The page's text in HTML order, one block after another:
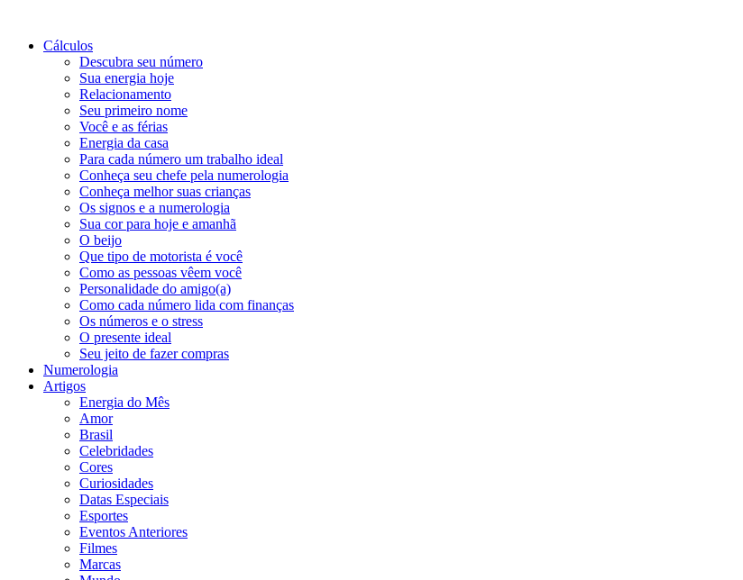
Cálculos
Descubra seu número
Sua energia hoje
Relacionamento
Seu primeiro nome
Você e as férias
Energia da casa
Para cada número um trabalho ideal
Conheça seu chefe pela numerologia
Conheça melhor suas crianças
Os signos e a numerologia
Sua cor para hoje e amanhã
O beijo
Que tipo de motorista é você
Como as pessoas vêem você
Personalidade do amigo(a)
Como cada número lida com finanças
Os números e o stress
O presente ideal
Seu jeito de fazer compras
Numerologia
Artigos
Energia do Mês
Amor
Brasil
Celebridades
Cores
Curiosidades
Datas Especiais
Esportes
Eventos Anteriores
Filmes
Marcas